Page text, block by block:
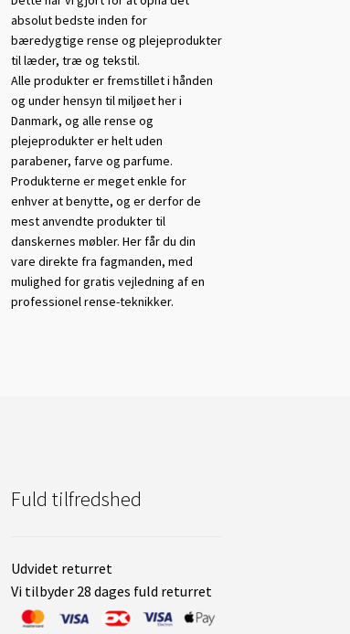
absolut bedste inden for
bæredygtige rense og plejeprodukter
til læder, træ og tekstil.
Alle produkter er fremstillet i hånden
og under hensyn til miljøet her i
Danmark, og alle rense og
plejeprodukter er helt uden
parabener, farve og parfume.
Produkterne er meget enkle for
enhver at benytte, og er derfor de
mest anvendte produkter til
danskernes møbler. Her får du din
vare direkte fra fagmanden, med
mulighed for gratis vejledning af en
professionel rense-teknikker.
Fuld tilfredshed
Udvidet returret
Vi tilbyder 28 dages fuld returret